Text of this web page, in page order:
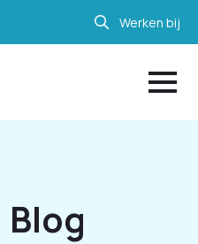
Werken bij
Blog